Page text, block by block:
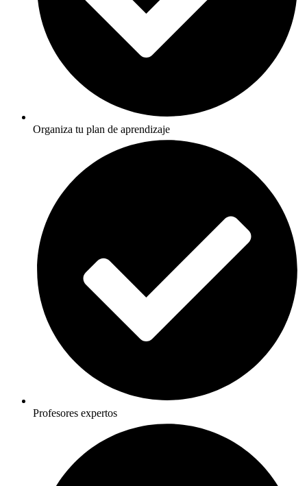
Organiza tu plan de aprendizaje
Profesores expertos